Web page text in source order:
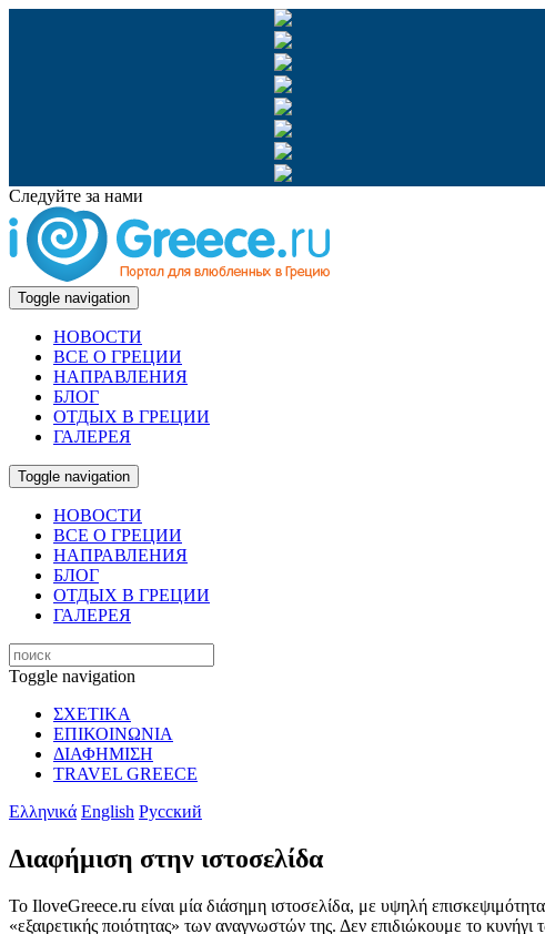
Следуйте за нами
Toggle navigation
НОВОСТИ
ВСЕ О ГРЕЦИИ
НАПРАВЛЕНИЯ
БЛОГ
ОТДЫХ В ГРЕЦИИ
ГАЛЕРЕЯ
Toggle navigation
НОВОСТИ
ВСЕ О ГРЕЦИИ
НАПРАВЛЕНИЯ
БЛОГ
ОТДЫХ В ГРЕЦИИ
ГАЛЕРЕЯ
Toggle navigation
ΣΧΕΤΙΚΑ
ΕΠΙΚΟΙΝΩΝΙΑ
ΔΙΑΦΗΜΙΣΗ
TRAVEL GREECE
Ελληνικά English Русский
Διαφήμιση στην ιστοσελίδα
Το IloveGreece.ru είναι μία διάσημη ιστοσελίδα, με υψηλή
«εξαιρετικής ποιότητας» των αναγνωστών της. Δεν επιδιώκουμε το